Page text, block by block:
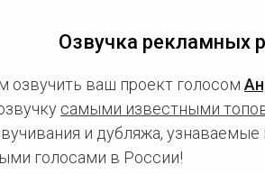
Озвучка рекламных
ваш проект голосом
самыми известными
и дубляжа,
голосами в России!